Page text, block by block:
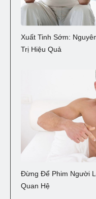
Xuất Tinh Sớm:
Trị Hiệu Quả
Đừng Để Phim Người
Quan Hệ